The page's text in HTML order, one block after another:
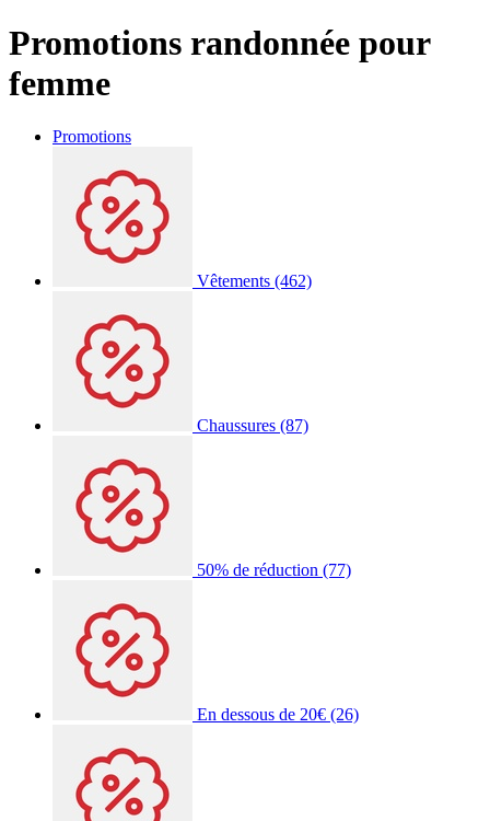
Promotions randonnée pour
femme
Promotions
Vêtements (462)
Chaussures (87)
50% de réduction (77)
En dessous de 20€ (26)